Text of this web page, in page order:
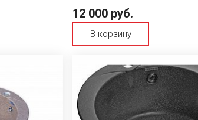
12 000 руб.
В корзину